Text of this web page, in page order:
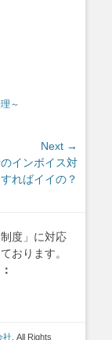
～
Next →
インボイス対
ればイイの？
度」に対応
おります。
：
社 . All Rights